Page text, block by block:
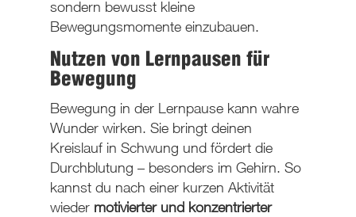
sondern bewusst kleine
Bewegungsmomente einzubauen.
Nutzen von Lernpausen für
Bewegung
Bewegung in der Lernpause kann wahre
Wunder wirken. Sie bringt deinen
Kreislauf in Schwung und fördert die
Durchblutung – besonders im Gehirn. So
kannst du nach einer kurzen Aktivität
wieder motivierter und konzentrierter